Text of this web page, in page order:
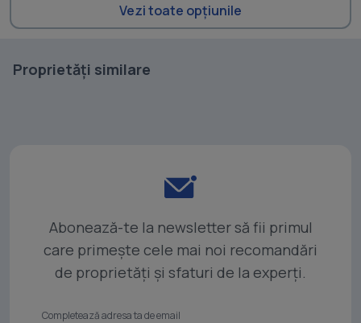
Vezi toate opțiunile
Proprietăți similare
Abonează-te la newsletter să fii primul
care primește cele mai noi recomandări
de proprietăți și sfaturi de la experți.